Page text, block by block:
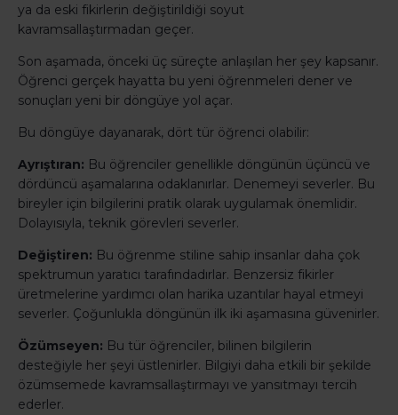
ya da eski fikirlerin değiştirildiği soyut
kavramsallaştırmadan geçer.
Son aşamada, önceki üç süreçte anlaşılan her şey kapsanır.
Öğrenci gerçek hayatta bu yeni öğrenmeleri dener ve
sonuçları yeni bir döngüye yol açar.
Bu döngüye dayanarak, dört tür öğrenci olabilir:
Ayrıştıran: Bu öğrenciler genellikle döngünün üçüncü ve
dördüncü aşamalarına odaklanırlar. Denemeyi severler. Bu
bireyler için bilgilerini pratik olarak uygulamak önemlidir.
Dolayısıyla, teknik görevleri severler.
Değiştiren: Bu öğrenme stiline sahip insanlar daha çok
spektrumun yaratıcı tarafındadırlar. Benzersiz fikirler
üretmelerine yardımcı olan harika uzantılar hayal etmeyi
severler. Çoğunlukla döngünün ilk iki aşamasına güvenirler.
Özümseyen: Bu tür öğrenciler, bilinen bilgilerin
desteğiyle her şeyi üstlenirler. Bilgiyi daha etkili bir şekilde
özümsemede kavramsallaştırmayı ve yansıtmayı tercih
ederler.